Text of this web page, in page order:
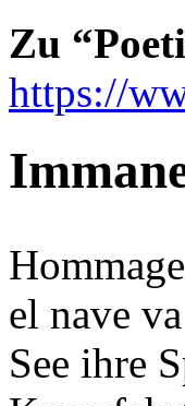
Zu
https://
el nave
See ihre